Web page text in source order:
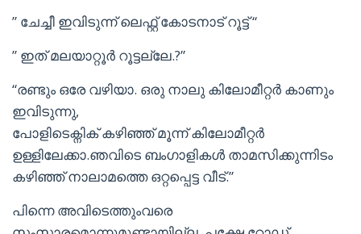
” ചേച്ചീ ഇവിടുന്ന് ലെഫ്റ്റ് കോടനാട് റൂട്ട് “
” ഇത് മലയാറ്റൂർ റൂട്ടല്ലേ.?”
“രണ്ടും ഒരേ വഴിയാ. ഒരു നാലു കിലോമീറ്റർ കാണും
ഇവിടുന്നു,
പോളിടെക്നിക് കഴിഞ്ഞ് മൂന്ന് കിലോമീറ്റർ
ഉള്ളിലേക്കാ.ഞവിടെ ബംഗാളികൾ താമസിക്കുന്നിടം
കഴിഞ്ഞ് നാലാമത്തെ ഒറ്റപ്പെട്ട വീട്.”
പിന്നെ അവിടെത്തുംവരെ